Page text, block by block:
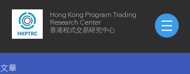
Hong Kong Program Trading
Research Center
​​香港程式交易研究中心
文章